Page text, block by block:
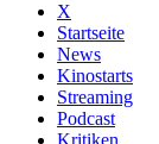
X
Startseite
News
Kinostarts
Streaming
Podcast
Kritiken